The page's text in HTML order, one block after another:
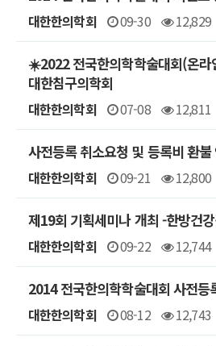
대한한의학회 09-30 12,829
☀️2022 전국한의학학술대회(온
대한침구의학회
대한한의학회 07-08 12,811
사전등록 취소요청 및 등록비 환불
대한한의학회 09-21 12,800
제19회 기획세미나 개최 -한방건
대한한의학회 09-22 12,744
2014 전국한의학학술대회 사전등
대한한의학회 08-12 12,743